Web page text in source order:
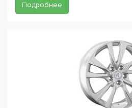
Подробнее